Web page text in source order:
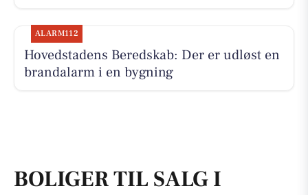
ALARM112
Hovedstadens Beredskab: Der er udløst en
brandalarm i en bygning
BOLIGER TIL SALG I